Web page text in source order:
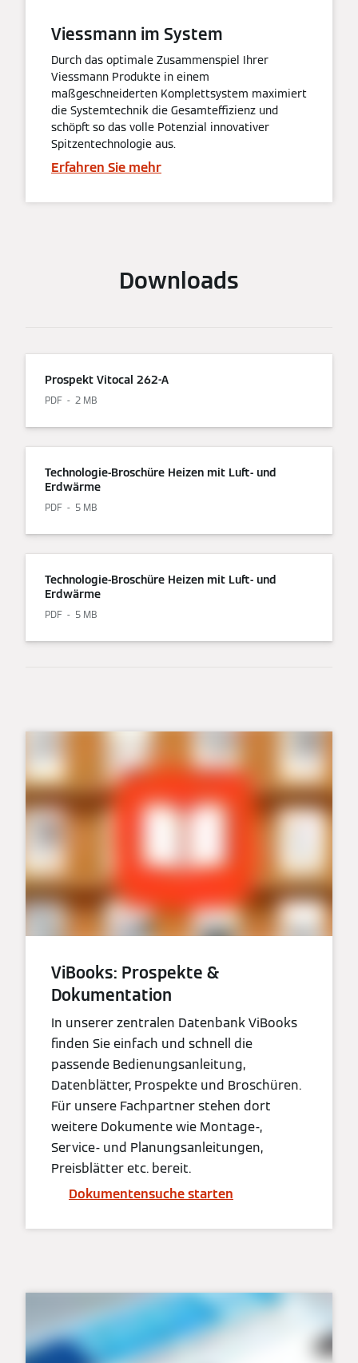
Viessmann im System
Durch das optimale Zusammenspiel Ihrer
Viessmann Produkte in einem
maßgeschneiderten Komplettsystem maximiert
die Systemtechnik die Gesamteffizienz und
schöpft so das volle Potenzial innovativer
Spitzentechnologie aus.
Erfahren Sie mehr
Downloads
Prospekt Vitocal 262-A
PDF 2 MB
Technologie-Broschüre Heizen mit Luft- und
Erdwärme
PDF 5 MB
Technologie-Broschüre Heizen mit Luft- und
Erdwärme
PDF 5 MB
ViBooks: Prospekte &
Dokumentation
In unserer zentralen Datenbank ViBooks
finden Sie einfach und schnell die
passende Bedienungsanleitung,
Datenblätter, Prospekte und Broschüren.
Für unsere Fachpartner stehen dort
weitere Dokumente wie Montage-,
Service- und Planungsanleitungen,
Preisblätter etc. bereit.
Dokumentensuche starten